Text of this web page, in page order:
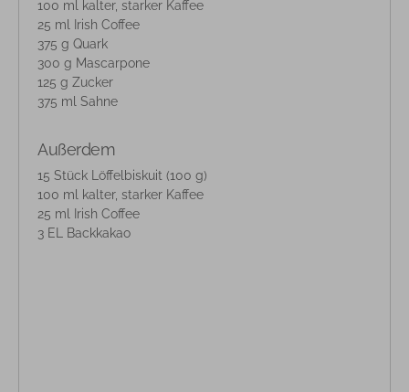
100 ml kalter, starker Kaffee
25 ml Irish Coffee
375 g Quark
300 g Mascarpone
125 g Zucker
375 ml Sahne
Außerdem
15 Stück Löffelbiskuit (100 g)
100 ml kalter, starker Kaffee
25 ml Irish Coffee
3 EL Backkakao